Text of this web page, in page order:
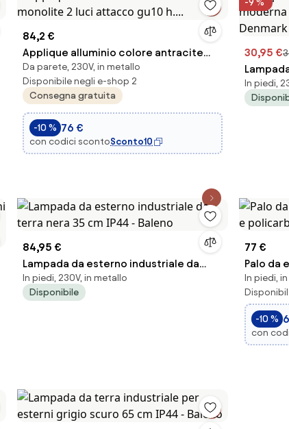
84,2 €
Applique alluminio colore antracite
monolite 2 luci attacco gu10 h....
Da parete, 230V, in metallo
Disponibile negli e-shop 2
Consegna gratuita
-10 % 76 €
con codici scontoSconto10
-9 %
30,95 €
50 cm
In piedi,
84,95 €
Lampada da esterno industriale da
terra nera 35 cm IP44 - Baleno
In piedi, 230V, in metallo
Disponibile
77 €
Palo da
eIn piedi,
-10 %
con